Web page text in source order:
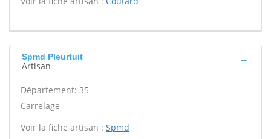
Spmd Pleurtuit
Artisan
Département: 35
Carrelage -
Voir la fiche artisan : Spmd